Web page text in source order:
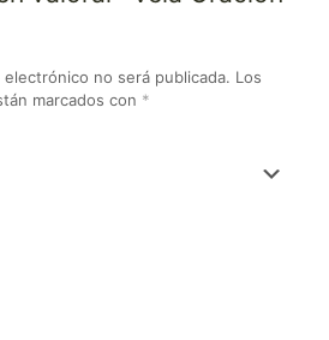
no será publicada. Los
marcados con *